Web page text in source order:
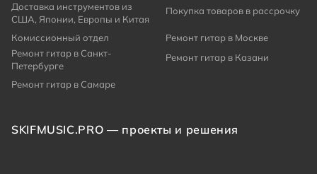
Доставка инструментов из
США, Японии, Европы и Китая
Покупка товаров в рассрочку
Комиссионный отдел
Ремонт гитар в Москве
Ремонт гитар в Санкт-
Петербурге
Ремонт гитар в Казани
Ремонт гитар в Самаре
SKIFMUSIC.PRO — проекты и решения